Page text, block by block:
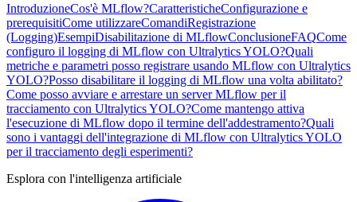
IntroduzioneCos'è MLflow?CaratteristicheConfigurazione e
prerequisitiCome utilizzareComandiRegistrazione
(Logging)EsempiDisabilitazione di MLflowConclusioneFAQCome
configuro il logging di MLflow con Ultralytics YOLO?Quali
metriche e parametri posso registrare usando MLflow con Ultralytics
YOLO?Posso disabilitare il logging di MLflow una volta abilitato?
Come posso avviare e arrestare un server MLflow per il
tracciamento con Ultralytics YOLO?Come mantengo attiva
l'esecuzione di MLflow dopo il termine dell'addestramento?Quali
sono i vantaggi dell'integrazione di MLflow con Ultralytics YOLO
per il tracciamento degli esperimenti?
Esplora con l'intelligenza artificiale